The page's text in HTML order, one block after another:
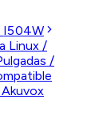
I504W